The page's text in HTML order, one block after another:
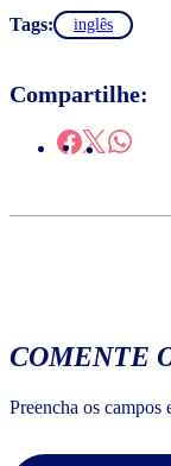
Tags: inglês
Compartilhe:
COMENTE
Preencha os campos